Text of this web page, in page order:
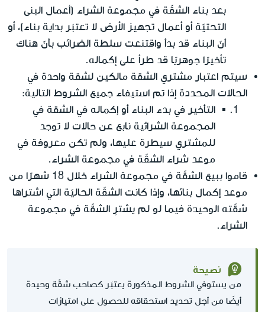
بعد بناء الشقّة في مجموعة الشراء (أعمال البنى
التحتيّة أو أعمال تجهيز الأرض لا تعتبَر بداية بناء)، أو
أنّ البناء قد بدأ واقتنعت سلطة الضرائب بأنّ هناك
تأخيرًا جوهريًا قد طرأ على إكماله.
سيتم اعتبار مشتري الشقة مالكين لشقة واحدة في
الحالات المحددة إذا تم استيفاء جميع الشروط التالية:
التأخير في بدء البناء أو إكماله في الشقة في
المجموعة الشرائية نابع عن حالات لا توجد
للمشتري سيطرة عليها، ولم تكن معروفة في
موعد شراء الشقّة في مجموعة الشراء.
قاموا ببيع الشقّة في مجموعة الشراء خلال 18 شهرًا من
موعد إكمال بنائها، وإذا كانت الشقّة الحاليّة التي اشتراها
شقّته الوحيدة فيما لو لم يشترِ الشقّة في مجموعة
الشراء.
نصيحة
من يستوفي الشروط المذكورة يعتبَر كصاحب شقّة وحيدة
أيضًا من أجل تحديد استحقاقه للحصول على امتيازات